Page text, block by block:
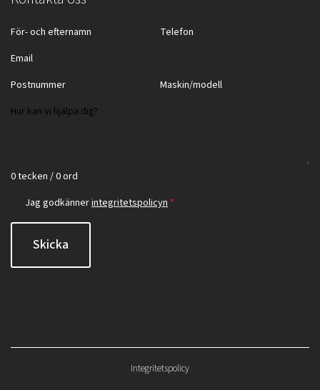
0 tecken / 0 ord
Jag godkännerintegritetspolicyn *
Skicka
Integritetspolicy